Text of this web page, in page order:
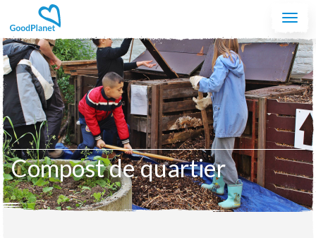
Aller au contenu principal
Compost de quartier